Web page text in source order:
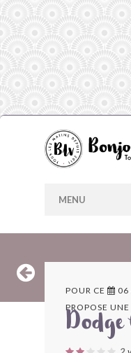
MENU
POUR CE 06
PROPOSE UNE